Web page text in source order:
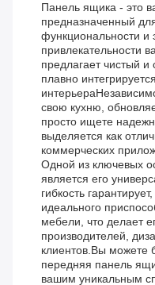
Панель ящика - это
предназначенный
функциональности и
привлекательности
предлагает чистый
плавно
свою кухню,
просто ищете
выделяется как
коммерческих
Одной из ключевых
является его
гибкость
идеального
мебели, что делает
производителей,
клиентов.Вы можете
передняя панель
вашим уникальным